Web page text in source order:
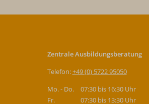
Zentrale Ausbildungsberatung
Telefon:+49 (0) 5722 95050
Mo. - Do.
07:30 bis 16:30 Uhr
Fr.
07:30 bis 13:30 Uhr